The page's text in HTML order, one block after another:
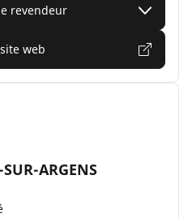
revendeur
web
ARGENS